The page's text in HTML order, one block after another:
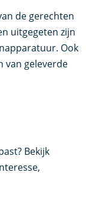
de gerechten
uitgegeten zijn
Ook
van geleverde
Bekijk